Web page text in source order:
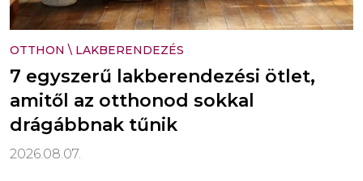
OTTHON \ LAKBERENDEZÉS
7 egyszerű lakberendezési ötlet,
amitől az otthonod sokkal
drágábbnak tűnik
2026.08.07.